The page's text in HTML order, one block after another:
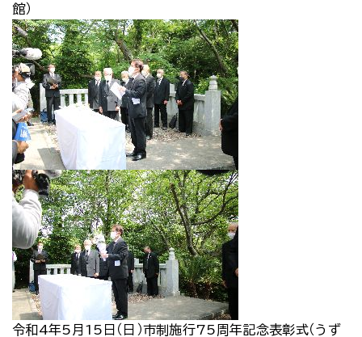
館）
令和4年5月15日（日）市制施行75周年記念表彰式（うず